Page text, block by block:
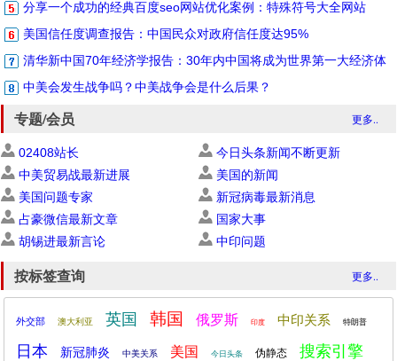
分享一个成功的经典百度seo网站优化案例：特殊符号大全网站
美国信任度调查报告：中国民众对政府信任度达95%
清华新中国70年经济学报告：30年内中国将成为世界第一大经济体
中美会发生战争吗？中美战争会是什么后果？
更多..
专题/会员
02408站长
今日头条新闻不断更新
中美贸易战最新进展
美国的新闻
美国问题专家
新冠病毒最新消息
占豪微信最新文章
国家大事
胡锡进最新言论
中印问题
更多..
按标签查询
外交部 澳大利亚 英国 韩国 俄罗斯 印度 中印关系 特朗普
日本 新冠肺炎 中美关系 美国 今日头条 伪静态 搜索引擎